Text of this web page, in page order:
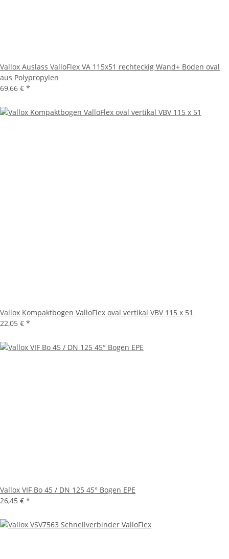
Vallox Auslass ValloFlex VA 115x51 rechteckig Wand+ Boden oval
aus Polypropylen
69,66 € *
Vallox Kompaktbogen ValloFlex oval vertikal VBV 115 x 51
22,05 € *
Vallox VIF Bo 45 / DN 125 45° Bogen EPE
26,45 € *